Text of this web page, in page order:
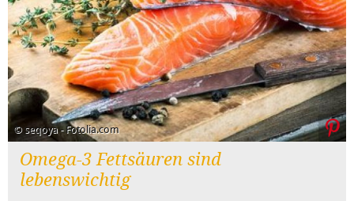
© seqoya - Fotolia.com
Omega-3 Fettsäuren sind
lebenswichtig